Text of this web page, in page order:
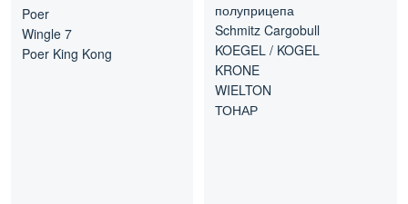
Poer
Wingle 7
Poer King Kong
полуприцепа
Schmitz Cargobull
KOEGEL / KOGEL
KRONE
WIELTON
ТОНАР